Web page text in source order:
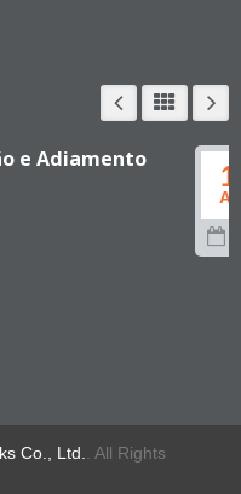
e Adiamento
Co., Ltd.
. All Rights